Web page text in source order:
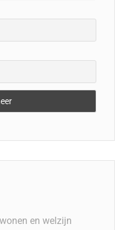
en welzijn